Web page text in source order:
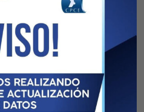
programada